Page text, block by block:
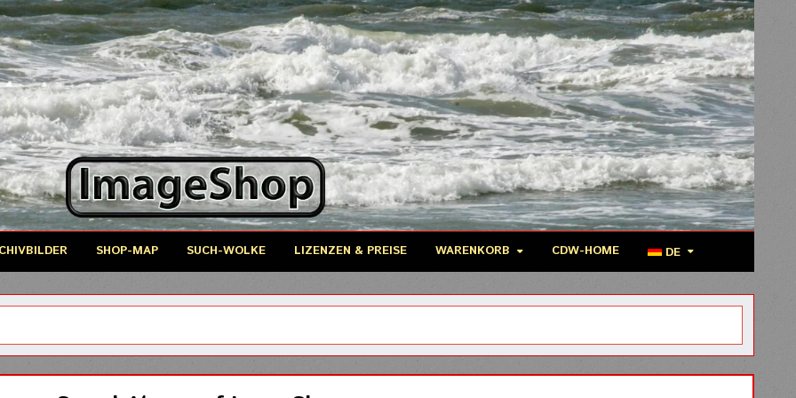
SHOP-MAP SUCH-WOLKE LIZENZEN & PREISE WARENKORB CDW-HOME DE